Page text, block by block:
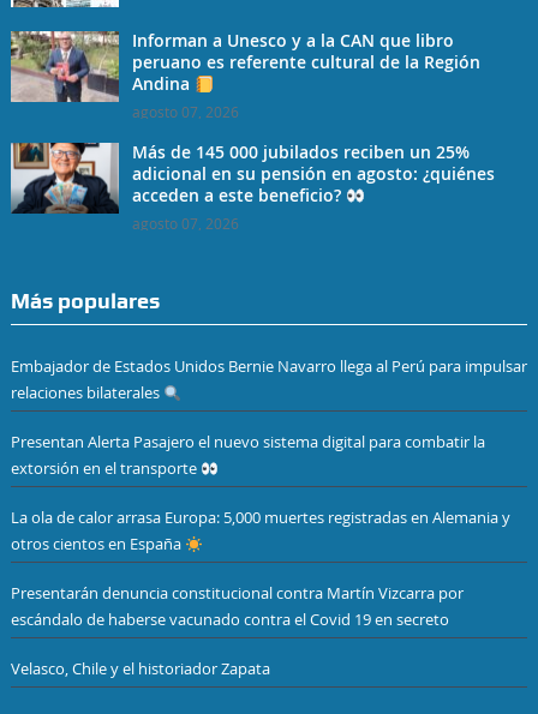
Informan a Unesco y a la CAN que libro
peruano es referente cultural de la Región
Andina
agosto 07, 2026
Más de 145 000 jubilados reciben un 25%
adicional en su pensión en agosto: ¿quiénes
acceden a este beneficio?
agosto 07, 2026
Más populares
Embajador de Estados Unidos Bernie Navarro llega al Perú para impulsar
relaciones bilaterales
Presentan Alerta Pasajero el nuevo sistema digital para combatir la
extorsión en el transporte
La ola de calor arrasa Europa: 5,000 muertes registradas en Alemania y
otros cientos en España
Presentarán denuncia constitucional contra Martín Vizcarra por
escándalo de haberse vacunado contra el Covid 19 en secreto
Velasco, Chile y el historiador Zapata